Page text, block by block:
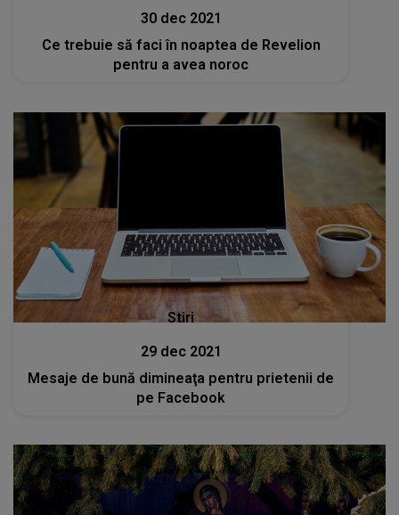
30 dec 2021
Ce trebuie să faci în noaptea de Revelion
pentru a avea noroc
Stiri
29 dec 2021
Mesaje de bună dimineaţa pentru prietenii de
pe Facebook